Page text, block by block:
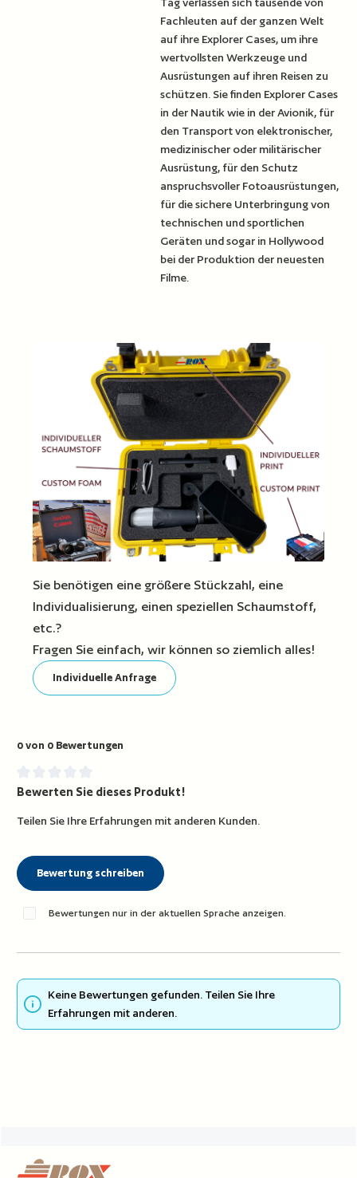
Tag verlassen sich tausende von
Fachleuten auf der ganzen Welt
auf ihre Explorer Cases, um ihre
wertvollsten Werkzeuge und
Ausrüstungen auf ihren Reisen zu
schützen. Sie finden Explorer Cases
in der Nautik wie in der Avionik, für
den Transport von elektronischer,
medizinischer oder militärischer
Ausrüstung, für den Schutz
anspruchsvoller Fotoausrüstungen,
für die sichere Unterbringung von
technischen und sportlichen
Geräten und sogar in Hollywood
bei der Produktion der neuesten
Filme.
Sie benötigen eine größere Stückzahl, eine
Individualisierung, einen speziellen Schaumstoff,
etc.?
Fragen Sie einfach, wir können so ziemlich alles!
Individuelle Anfrage
0 von 0 Bewertungen
Durchschnittliche Bewertung von 0 von 5 Sternen
Bewerten Sie dieses Produkt!
Teilen Sie Ihre Erfahrungen mit anderen Kunden.
Bewertung schreiben
Bewertungen nur in der aktuellen Sprache anzeigen.
Keine Bewertungen gefunden. Teilen Sie Ihre
Erfahrungen mit anderen.